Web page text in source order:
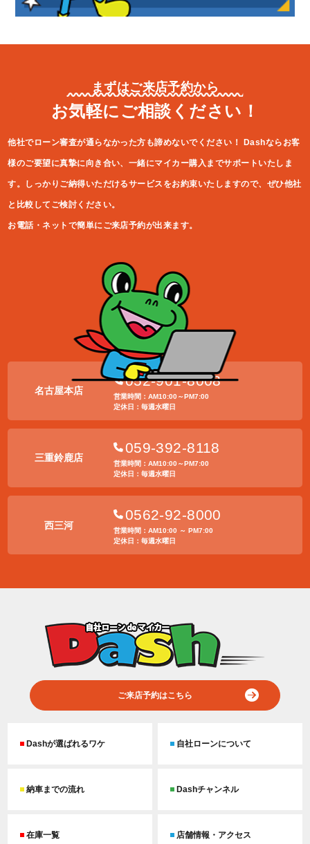
まずはご来店予約から
お気軽にご相談ください！
他社でローン審査が通らなかった方も諦めないでください！ Dashならお客
様のご要望に真摯に向き合い、一緒にマイカー購入ま でサポートいたしま
す。しっかりご納得いただけるサービスをお約束いたしますので、ぜひ他社
と比較してご検討ください。
お電話・ネットで簡単にご来店予約が出来ます。
名古屋本店
052-901-8008
営業時間：AM10:00～PM7:00
定休日：毎週水曜日
三重鈴鹿店
059-392-8118
営業時間：AM10:00～PM7:00
定休日：毎週水曜日
西三河
0562-92-8000
営業時間：AM10:00 ～ PM7:00
定休日：毎週水曜日
ご来店予約はこちら
Dashが選ばれるワケ 自社ローンについて
納車までの流れ Dashチャンネル
在庫一覧 店舗情報・アクセス